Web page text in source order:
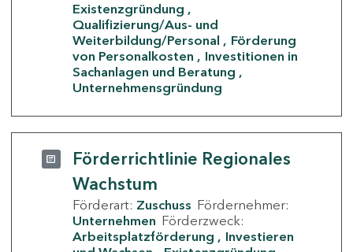
Existenzgründung
Qualifizierung/Aus- und
Weiterbildung/Personal
Förderung
von Personalkosten
Investitionen in
Sachanlagen und Beratung
Unternehmensgründung
Förderrichtlinie Regionales
Wachstum
Förderart: Zuschuss Fördernehmer:
Unternehmen Förderzweck:
Arbeitsplatzförderung
Investieren